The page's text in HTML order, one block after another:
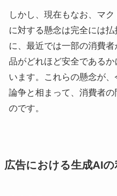
しかし、現在もなお、マ
に対する懸念は完全には
に、最近では一部の消費
品がどれほど安全である
います。これらの懸念が
論争と相まって、消費者
のです。
広告における生成AI